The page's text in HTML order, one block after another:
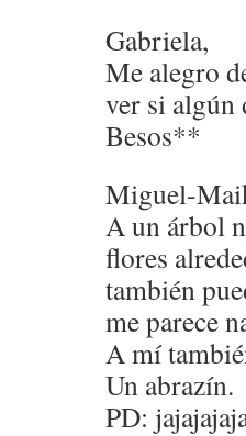
Gabriela,
Me alegro
ver si algún
Besos**
Miguel-
A un árbol
flores
también
me parece
A mí
Un abrazín.
PD: